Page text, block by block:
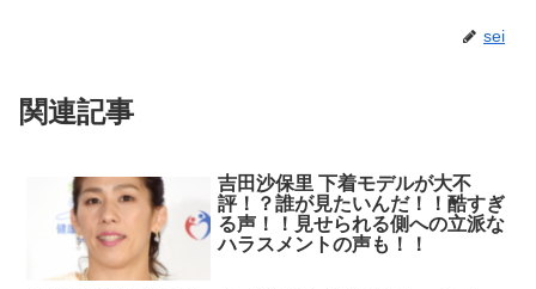
sei
関連記事
吉田沙保里 下着モデルが大不
評！？誰が見たいんだ！！酷すぎ
る声！！見せられる側への立派な
ハラスメントの声も！！